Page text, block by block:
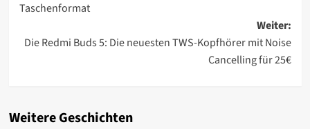
Taschenformat
Weiter:
Die Redmi Buds 5: Die neuesten TWS-Kopfhörer mit Noise
Cancelling für 25€
Weitere Geschichten